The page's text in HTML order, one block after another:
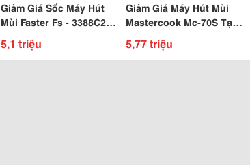
Giảm Giá Sốc Máy Hút
Mùi Faster Fs - 3388C2-
90 Tại Bêp68 292B Tô
Hiệu, Hp
5,1 triệu
Giảm Giá Máy Hút Mùi
Mastercook Mc-70S Tại
Bêp68 292B Tô Hiệu,Hp
5,77 triệu